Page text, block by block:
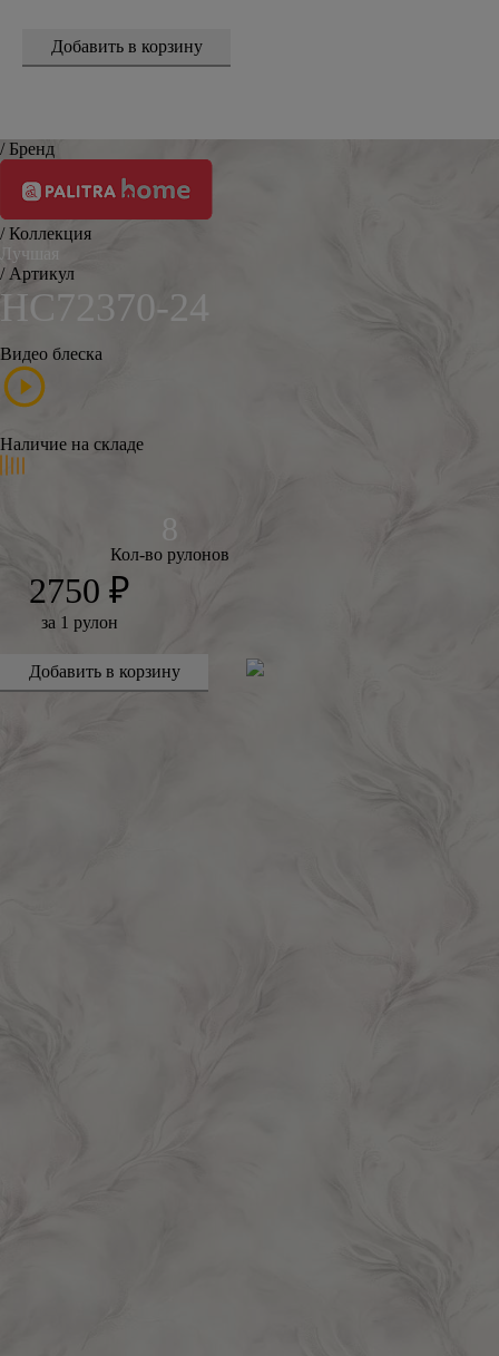
/ Бренд
/ Коллекция
Лучшая
/ Артикул
HC72370-24
Видео блеска
Наличие на складе
Кол-во рулонов
2750 ₽
за 1 рулон